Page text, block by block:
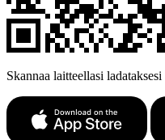
Skannaa laitteellasi